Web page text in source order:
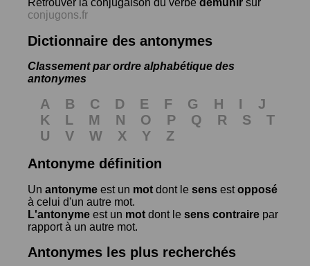
Retrouver la conjugaison du verbe démunir sur
conjugons.fr
Dictionnaire des antonymes
Classement par ordre alphabétique des
antonymes
A B C D E F G H I
J
K
L M N O P Q R S
T
U
V W X Y
Z
Antonyme définition
Un antonyme est un mot dont le sens estopposé
à celui d'un autre mot.
L'antonyme est un mot dont le sens contraire par
rapport à un autre mot.
Antonymes les plus recherchés